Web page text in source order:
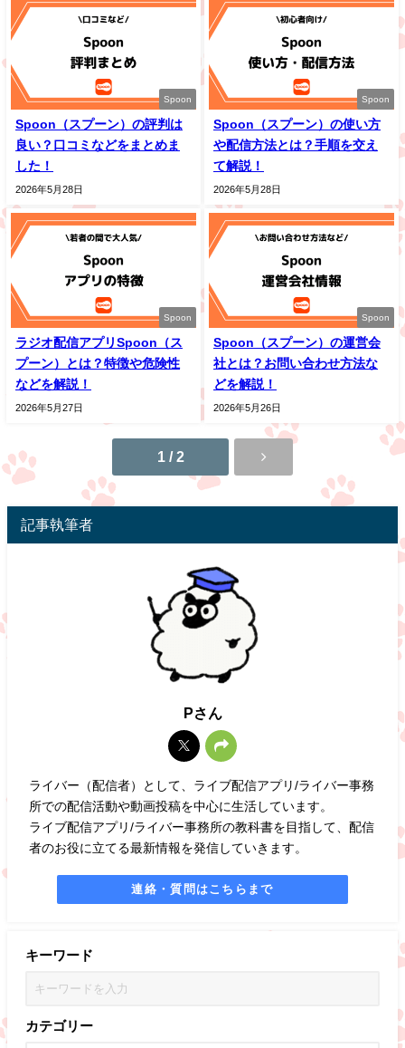
Spoon
Spoon（スプーン）の評判は
良い？口コミなどをまとめま
した！
2026年5月28日
Spoon
Spoon（スプーン）の使い方
や配信方法とは？手順を交え
て解説！
2026年5月28日
Spoon
ラジオ配信アプリSpoon（ス
プーン）とは？特徴や危険性
などを解説！
2026年5月27日
Spoon
Spoon（スプーン）の運営会
社とは？お問い合わせ方法な
どを解説！
2026年5月26日
1 / 2
記事執筆者
Pさん
ライバー（配信者）として、ライブ配信アプリ/ライバー事務
所での配信活動や動画投稿を中心に生活しています。
ライブ配信アプリ/ライバー事務所の教科書を目指して、配信
者のお役に立てる最新情報を発信していきます。
連絡・質問はこちらまで
キーワード
カテゴリー